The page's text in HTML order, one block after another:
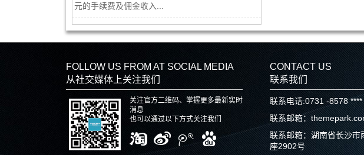
元的手续费及佣金收入...
FOLLOW US FROM AT SOCIAL MEDIA
从社交媒体上关注我们
关注官方二维码、掌握更多最新实时
消息
也可以通过以下方式关注我们
CONTACT US
联系我们
联系电话:0731 -8578
联系邮箱：
联系邮箱：湖南省长沙
座2902号